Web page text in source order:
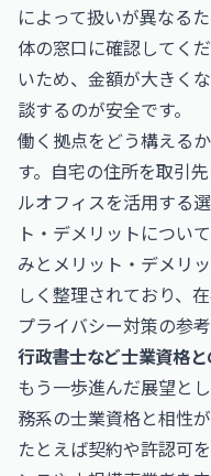
によって扱いが異なる
体の窓口に確認してく
いため、金額が大きく
談するのが安全です。
働く拠点をどう構える
す。自宅の住所を取引
ルオフィスを活用する
ト・デメリットについ
みとメリット・デメリ
しく整理されており、
プライバシー対策の参考
行政書士など士業資格
もう一歩進んだ展望と
務系の士業資格と相性
たとえば契約や許認可